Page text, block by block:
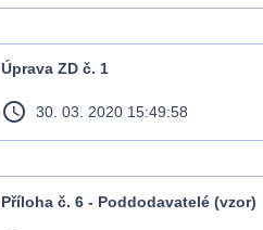
Úprava ZD č. 1
access_time 30. 03. 2020 15:49:58
Příloha č. 6 - Poddodavatelé (vzor)